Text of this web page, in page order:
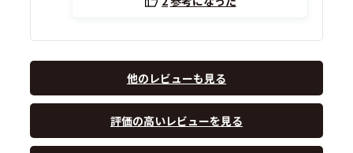
他のレビューも見る
評価の高いレビューを見る